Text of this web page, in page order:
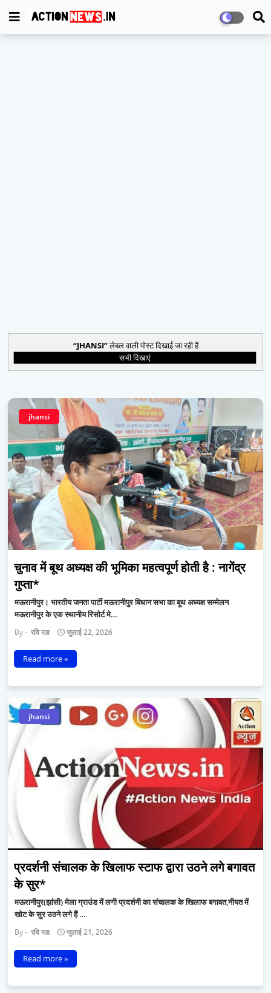
JHANSI लेबल वाली पोस्ट दिखाई जा रही हैं
सभी दिखाएं
jhansi
चुनाव में बूथ अध्यक्ष की भूमिका महत्वपूर्ण होती है : नागेंद्र
गुप्ता*
मऊरानीपुर। भारतीय जनता पार्टी मऊरानीपुर बिधान सभा का बूथ अध्यक्ष सम्मेलन
मऊरानीपुर के एक स्थानीय रिसोर्ट मे…
रवि रठा जुलाई 22, 2026
Read more »
jhansi
प्रदर्शनी संचालक के खिलाफ स्टाफ द्वारा उठने लगे बगावत
के सुर*
मऊरानीपुर(झांसी) मेला ग्राउंड में लगी प्रदर्शनी का संचालक के खिलाफ बगावत,नीयत में
खोट के सुर उठने लगे हैं …
रवि रठा जुलाई 21, 2026
Read more »